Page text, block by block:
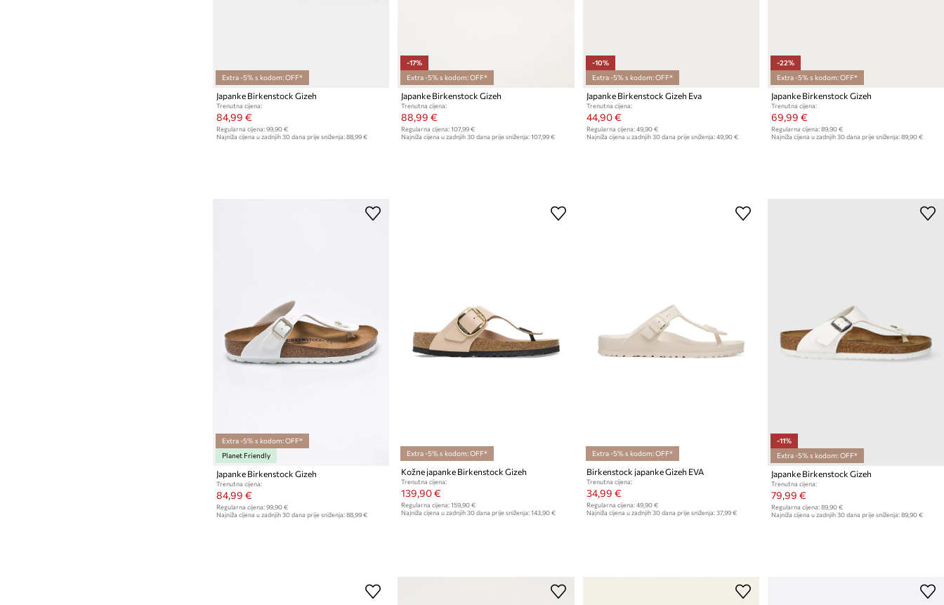
Extra -5% s kodom: OFF*
Japanke Birkenstock Gizeh
Trenutna cijena:
84,99 €
Regularna cijena: 99,90 €
Najniža cijena u zadnjih 30 dana prije sniženja: 88,99 €
-17%
Extra -5% s kodom: OFF*
Japanke Birkenstock Gizeh
Trenutna cijena:
88,99 €
Regularna cijena: 107,99 €
Najniža cijena u zadnjih 30 dana prije sniženja: 107,99 €
-10%
Extra -5% s kodom: OFF*
Japanke Birkenstock Gizeh Eva
Trenutna cijena:
44,90 €
Regularna cijena: 49,90 €
Najniža cijena u zadnjih 30 dana prije sniženja: 49,90 €
-22%
Extra -5% s kodom: OFF*
Japanke Birkenstock Gizeh
Trenutna cijena:
69,99 €
Regularna cijena: 89,90 €
Najniža cijena u zadnjih 30 dana prije sniženja: 89,90 €
Extra -5% s kodom: OFF*
Planet Friendly
Japanke Birkenstock Gizeh
Trenutna cijena:
84,99 €
Regularna cijena: 99,90 €
Najniža cijena u zadnjih 30 dana prije sniženja: 88,99 €
Extra -5% s kodom: OFF*
Kožne japanke Birkenstock Gizeh
Trenutna cijena:
139,90 €
Regularna cijena: 159,90 €
Najniža cijena u zadnjih 30 dana prije sniženja: 143,90 €
Extra -5% s kodom: OFF*
Birkenstock japanke Gizeh EVA
Trenutna cijena:
34,99 €
Regularna cijena: 49,90 €
Najniža cijena u zadnjih 30 dana prije sniženja: 37,99 €
-11%
Extra -5% s kodom: OFF*
Japanke Birkenstock Gizeh
Trenutna cijena:
79,99 €
Regularna cijena: 89,90 €
Najniža cijena u zadnjih 30 dana prije sniženja: 89,90 €